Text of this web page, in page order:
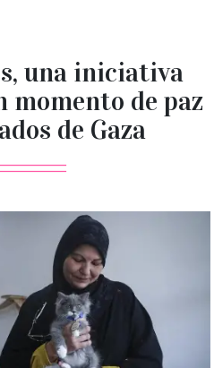
una iniciativa
de paz
de Gaza